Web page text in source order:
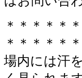
＊＊＊＊＊
＊＊＊＊＊
場内には汗